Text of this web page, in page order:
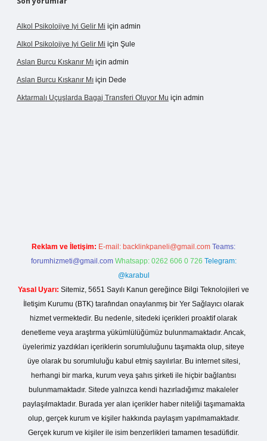
Alkol Psikolojiye Iyi Gelir Mi için admin
Alkol Psikolojiye Iyi Gelir Mi için Şule
Aslan Burcu Kıskanır Mı için admin
Aslan Burcu Kıskanır Mı için Dede
Aktarmalı Uçuşlarda Bagaj Transferi Oluyor Mu için admin
Reklam ve İletişim: E-mail: backlinkpaneli@gmail.com Teams:
forumhizmeti@gmail.com Whatsapp: 0262 606 0 726 Telegram:
@karabul
Yasal Uyarı: Sitemiz, 5651 Sayılı Kanun gereğince Bilgi Teknolojileri ve
İletişim Kurumu (BTK) tarafından onaylanmış bir Yer Sağlayıcı olarak
hizmet vermektedir. Bu nedenle, sitedeki içerikleri proaktif olarak
denetleme veya araştırma yükümlülüğümüz bulunmamaktadır. Ancak,
üyelerimiz yazdıkları içeriklerin sorumluluğunu taşımakta olup, siteye
üye olarak bu sorumluluğu kabul etmiş sayılırlar. Bu internet sitesi,
herhangi bir marka, kurum veya şahıs şirketi ile hiçbir bağlantısı
bulunmamaktadır. Sitede yalnızca kendi hazırladığımız makaleler
paylaşılmaktadır. Burada yer alan içerikler haber niteliği taşımamakta
olup, gerçek kurum ve kişiler hakkında paylaşım yapılmamaktadır.
Gerçek kurum ve kişiler ile isim benzerlikleri tamamen tesadüfidir.